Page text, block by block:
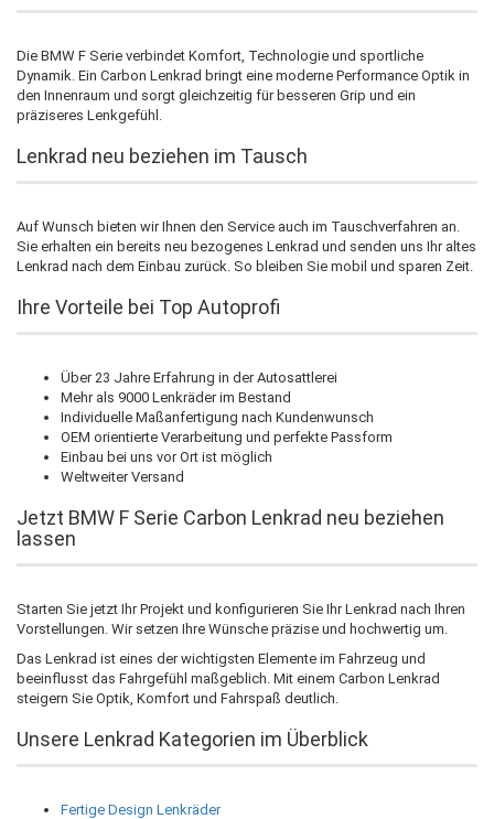
Die BMW F Serie verbindet Komfort, Technologie und sportliche
Dynamik. Ein Carbon Lenkrad bringt eine moderne Performance Optik in
den Innenraum und sorgt gleichzeitig für besseren Grip und ein
präziseres Lenkgefühl.
Lenkrad neu beziehen im Tausch
Auf Wunsch bieten wir Ihnen den Service auch im Tauschverfahren an.
Sie erhalten ein bereits neu bezogenes Lenkrad und senden uns Ihr altes
Lenkrad nach dem Einbau zurück. So bleiben Sie mobil und sparen Zeit.
Ihre Vorteile bei Top Autoprofi
Über 23 Jahre Erfahrung in der Autosattlerei
Mehr als 9000 Lenkräder im Bestand
Individuelle Maßanfertigung nach Kundenwunsch
OEM orientierte Verarbeitung und perfekte Passform
Einbau bei uns vor Ort ist möglich
Weltweiter Versand
Jetzt BMW F Serie Carbon Lenkrad neu beziehen
lassen
Starten Sie jetzt Ihr Projekt und konfigurieren Sie Ihr Lenkrad nach Ihren
Vorstellungen. Wir setzen Ihre Wünsche präzise und hochwertig um.
Das Lenkrad ist eines der wichtigsten Elemente im Fahrzeug und
beeinflusst das Fahrgefühl maßgeblich. Mit einem Carbon Lenkrad
steigern Sie Optik, Komfort und Fahrspaß deutlich.
Unsere Lenkrad Kategorien im Überblick
Fertige Design Lenkräder